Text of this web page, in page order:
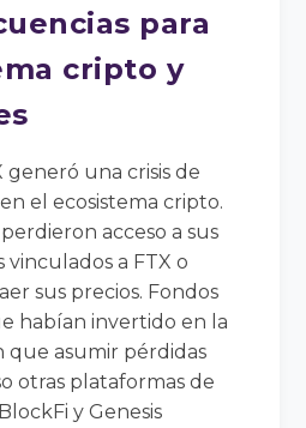
para
cripto y
generó una crisis de
el ecosistema cripto.
acceso a sus
a FTX o
sus precios. Fondos
habían invertido en la
que asumir pérdidas
otras plataformas de
y Genesis